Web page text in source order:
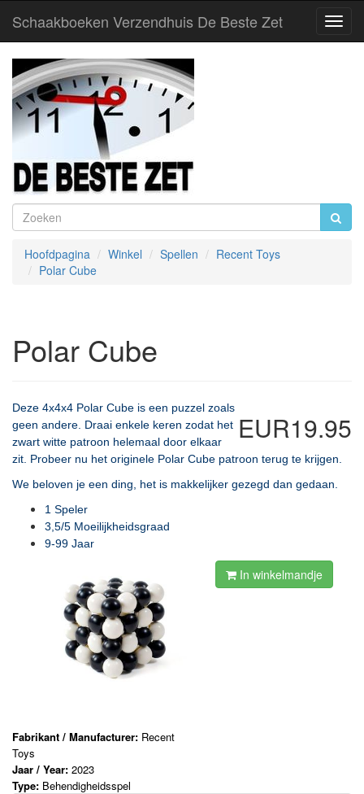
Schaakboeken Verzendhuis De Beste Zet
Hoofdpagina Winkel Spellen
Recent Toys
Polar Cube
Polar Cube
EUR19.95
Deze 4x4x4 Polar Cube is een puzzel zoals
geen andere. Draai enkele keren zodat het
zwart witte patroon helemaal door elkaar
zit. Probeer nu het originele Polar Cube patroon terug te krijgen.
We beloven je een ding, het is makkelijker gezegd dan gedaan.
1 Speler
3,5/5 Moeilijkheidsgraad
9-99 Jaar
In winkelmandje
Fabrikant / Manufacturer: Recent
Toys
Jaar / Year: 2023
Type: Behendigheidsspel